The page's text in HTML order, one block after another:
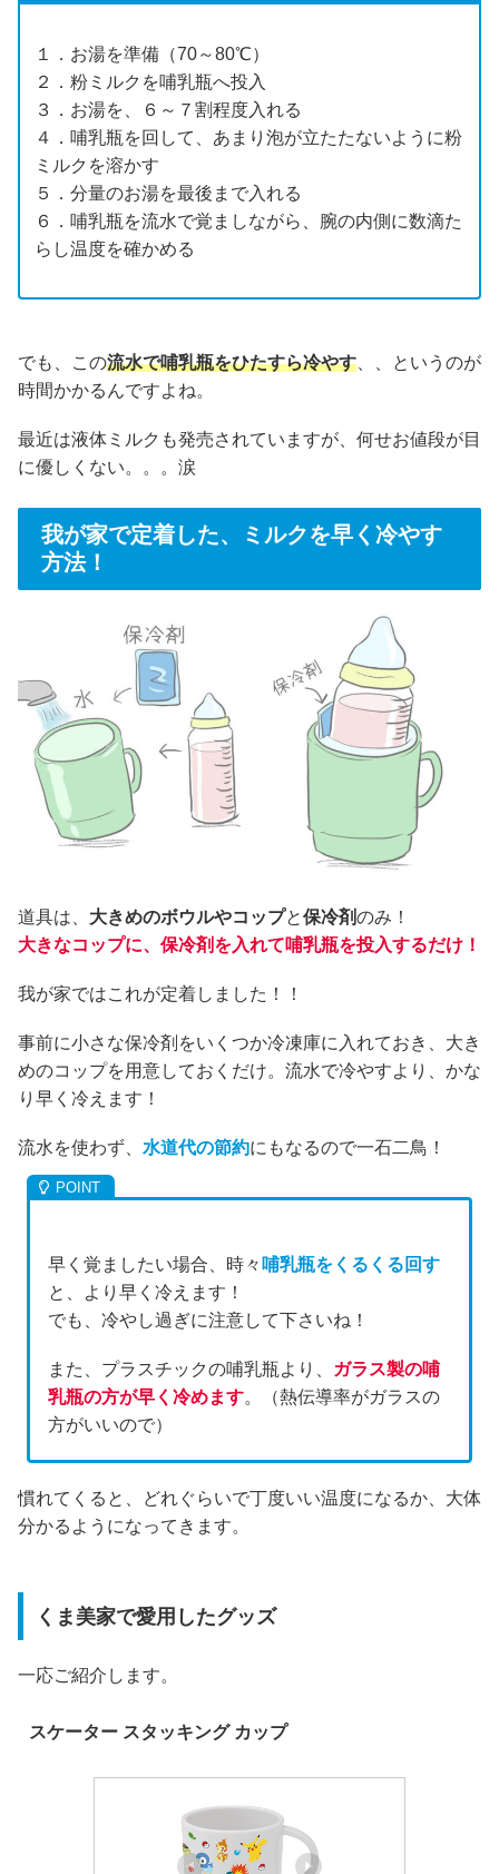
１．お湯を準備（70～80℃）
２．粉ミルクを哺乳瓶へ投入
３．お湯を、６～７割程度入れる
４．哺乳瓶を回して、あまり泡が立たたないように粉
ミルクを溶かす
５．分量のお湯を最後まで入れる
６．哺乳瓶を流水で覚ましながら、腕の内側に数滴た
らし温度を確かめる
でも、この流水で哺乳瓶をひたすら冷やす 、、というのが
時間かかるんですよね。
最近は液体ミルクも発売されていますが、何せお値段が目
に優しくない。。。涙
我が家で定着した、ミルクを早く冷やす
方法！
道具は、 大きめのボウルやコップと保冷剤のみ！
大きなコップに、保冷剤を入れて哺乳瓶を投入するだけ！
我が家ではこれが定着しました！！
事前に小さな保冷剤をいくつか冷凍庫に入れておき、大き
めのコップを用意しておくだけ。流水で冷やすより、かな
り早く冷えます！
流水を使わず、 水道代の節約にもなるので一石二鳥！
早く覚ましたい場合、時々 哺乳瓶をくるくる回す
と、より早く冷えます！
でも、冷やし過ぎに注意して下さいね！
また、プラスチックの哺乳瓶より、 ガラス製の哺
乳瓶の方が早く冷めます。（熱伝導率がガラスの
方がいいので）
慣れてくると、どれぐらいで丁度いい温度になるか、大体
分かるようになってきます。
くま美家で愛用したグッズ
一応ご紹介します。
スケーター スタッキング カップ